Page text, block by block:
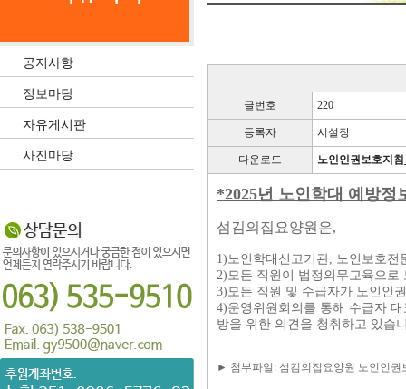
공지사항
정보마당
자유게시판
사진마당
글번호 220
등록자 시설장
다운로드 노인인권보호지
*2025년 노인학대 예방정
섬김의집요양원은,
1)노인학대신고기관, 노인보호
2)모든 직원이 법정의무교육으
3)모든 직원 및 수급자가 노인인
4)운영위원회의를 통해 수급자
방을 위한 의견을 청취하고 있습
► 첨부파일: 섬김의집요양원 노인인권